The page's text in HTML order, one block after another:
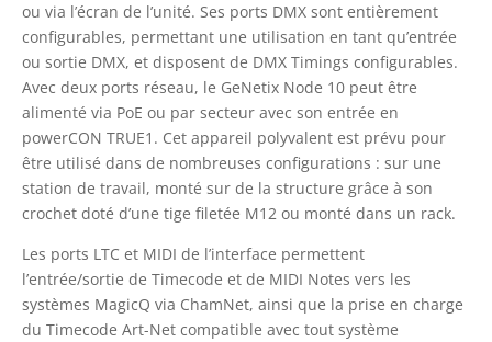
ou via l’écran de l’unité. Ses ports DMX sont entièrement
configurables, permettant une utilisation en tant qu’entrée
ou sortie DMX, et disposent de DMX Timings configurables.
Avec deux ports réseau, le GeNetix Node 10 peut être
alimenté via PoE ou par secteur avec son entrée en
powerCON TRUE1. Cet appareil polyvalent est prévu pour
être utilisé dans de nombreuses configurations : sur une
station de travail, monté sur de la structure grâce à son
crochet doté d’une tige filetée M12 ou monté dans un rack.
Les ports LTC et MIDI de l’interface permettent
l’entrée/sortie de Timecode et de MIDI Notes vers les
systèmes MagicQ via ChamNet, ainsi que la prise en charge
du Timecode Art-Net compatible avec tout système